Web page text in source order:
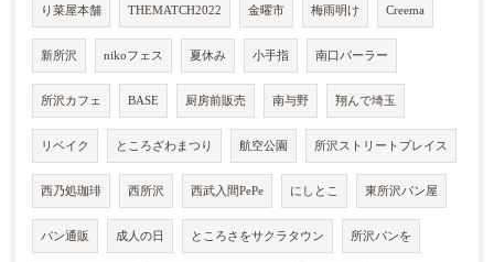
り菜屋本舗 THEMATCH2022 金曜市 梅雨明け Creema
新所沢 nikoフェス 夏休み 小手指 南口パーラー
所沢カフェ BASE 厨房前販売 南与野 翔んで埼玉
リベイク ところざわまつり 航空公園 所沢ストリートプレイス
西乃処珈琲 西所沢 西武入間PePe にしとこ 東所沢パン屋
パン通販 成人の日 ところさをサクラタウン 所沢パンを